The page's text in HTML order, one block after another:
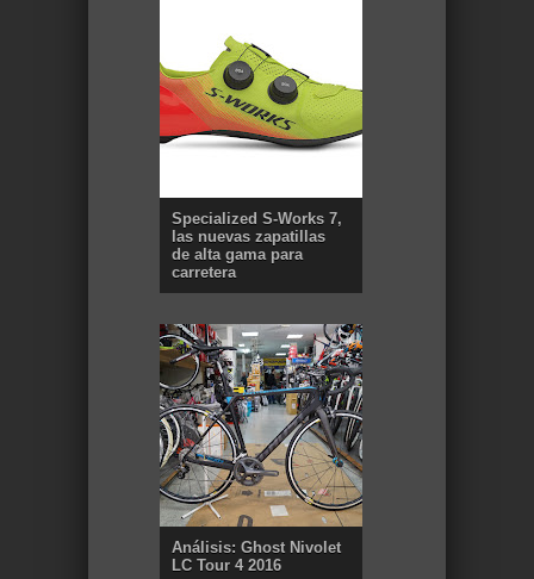
Specialized S-Works 7,
las nuevas zapatillas
de alta gama para
carretera
Análisis: Ghost Nivolet
LC Tour 4 2016